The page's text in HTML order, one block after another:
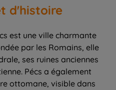
d'histoire
est une ville charmante
par les Romains, elle
ses ruines anciennes
Pécs a également
ottomane, visible dans